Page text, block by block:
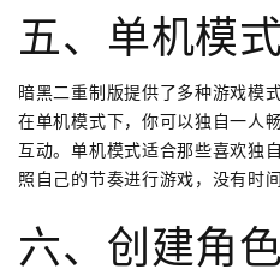
五、单机模式
暗黑二重制版提供了多种游戏模
在单机模式下，你可以独自一人
互动。单机模式适合那些喜欢独
照自己的节奏进行游戏，没有时
六、创建角色